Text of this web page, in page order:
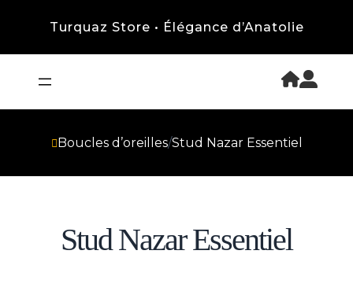
Turquaz Store • Élégance d’Anatolie
Boucles d’oreilles/Stud Nazar Essentiel
Stud Nazar Essentiel